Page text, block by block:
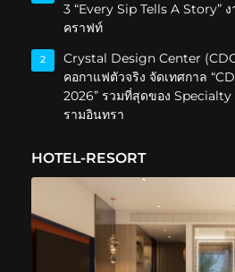
3 “Every Sip Tells A Story”
คราฟท์
2
Crystal Design Center
คอกาแฟตัวจริง จัดเทศกาล
2026” รวมที่สุดของ Specialty
รามอินทรา
HOTEL-RESORT